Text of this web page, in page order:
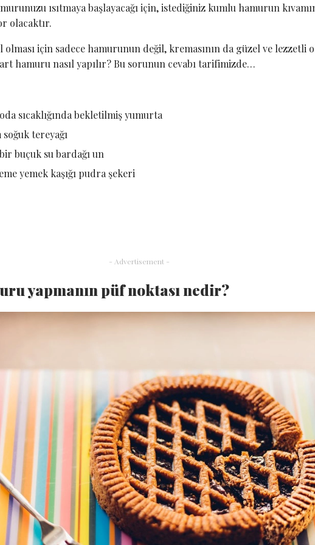
ısıtmaya başlayacağı için, istediğiniz kumlu hamurun
olacaktır.
için sadece hamurunun değil, kremasının da güzel ve lezzetli
hamuru nasıl yapılır? Bu sorunun cevabı tarifimizde…
sıcaklığında bekletilmiş yumurta
soğuk tereyağı
buçuk su bardağı un
yemek kaşığı pudra şekeri
- Advertisement -
yapmanın püf noktası nedir?